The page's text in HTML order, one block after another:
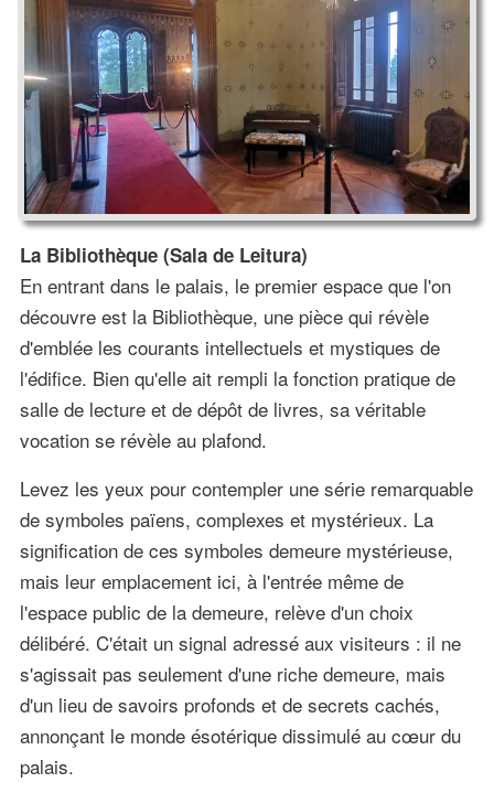
La Bibliothèque (Sala de Leitura)
En entrant dans le palais, le premier espace que l'on
découvre est la Bibliothèque, une pièce qui révèle
d'emblée les courants intellectuels et mystiques de
l'édifice. Bien qu'elle ait rempli la fonction pratique de
salle de lecture et de dépôt de livres, sa véritable
vocation se révèle au plafond.
Levez les yeux pour contempler une série remarquable
de symboles païens, complexes et mystérieux. La
signification de ces symboles demeure mystérieuse,
mais leur emplacement ici, à l'entrée même de
l'espace public de la demeure, relève d'un choix
délibéré. C'était un signal adressé aux visiteurs : il ne
s'agissait pas seulement d'une riche demeure, mais
d'un lieu de savoirs profonds et de secrets cachés,
annonçant le monde ésotérique dissimulé au cœur du
palais.